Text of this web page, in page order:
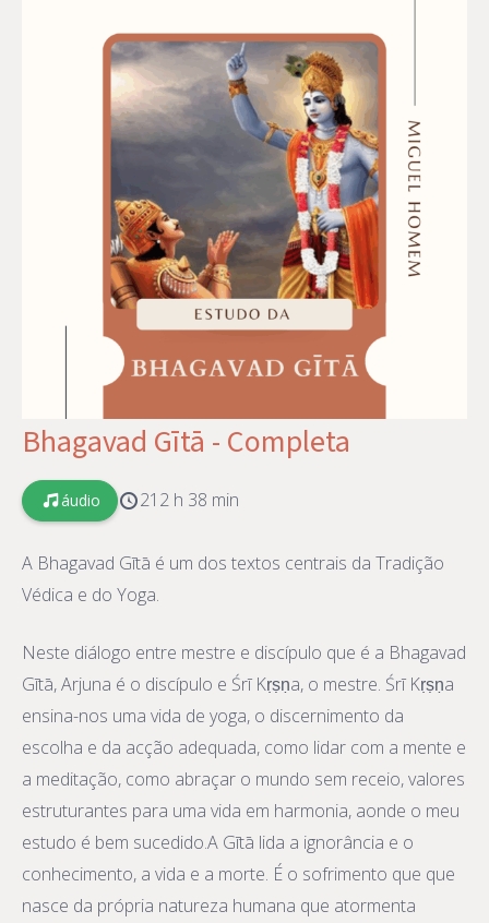
Bhagavad Gītā - Completa
áudio 212 h 38 min
A Bhagavad Gītā é um dos textos centrais da Tradição
Védica e do Yoga.
Neste diálogo entre mestre e discípulo que é a Bhagavad
Gītā, Arjuna é o discípulo e Śrī Kṛṣṇa, o mestre. Śrī Kṛṣṇa
ensina-nos uma vida de yoga, o discernimento da
escolha e da acção adequada, como lidar com a mente e
a meditação, como abraçar o mundo sem receio, valores
estruturantes para uma vida em harmonia, aonde o meu
estudo é bem sucedido.A Gītā lida a ignorância e o
conhecimento, a vida e a morte. É o sofrimento que que
nasce da própria natureza humana que atormenta